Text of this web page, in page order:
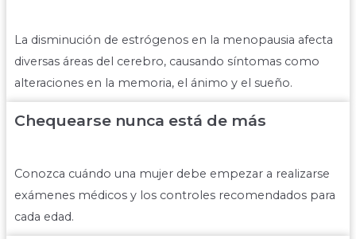
La disminución de estrógenos en la menopausia afecta
diversas áreas del cerebro, causando síntomas como
alteraciones en la memoria, el ánimo y el sueño.
Chequearse nunca está de más
Conozca cuándo una mujer debe empezar a realizarse
exámenes médicos y los controles recomendados para
cada edad.